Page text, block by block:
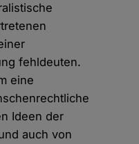
fehldeuten.
eine
Ideen der
auch von